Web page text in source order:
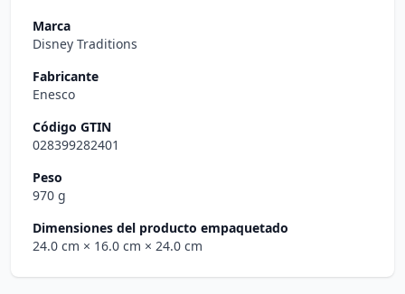
Marca
Disney Traditions
Fabricante
Enesco
Código GTIN
028399282401
Peso
970 g
Dimensiones del producto empaquetado
24.0 cm × 16.0 cm × 24.0 cm